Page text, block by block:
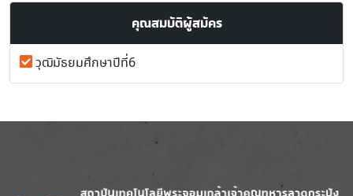
คุณสมบัติผู้สมัคร
วุฒิมัธยมศึกษาปีที่6
Image